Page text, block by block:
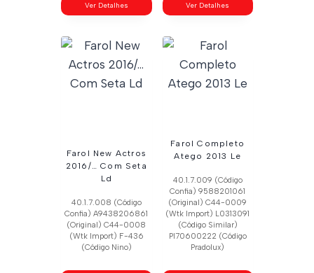
Ver Detalhes Ver Detalhes
Farol New Actros
2016/… Com Seta
Ld
40.1.7.008 (Código
Confia) A9438206861
(Original) C44-0008
(Wtk Import) F-436
(Código Nino)
Farol Completo
Atego 2013 Le
40.1.7.009 (Código
Confia) 9588201061
(Original) C44-0009
(Wtk Import) L0313091
(Código Similar)
Pl70600222 (Código
Pradolux)